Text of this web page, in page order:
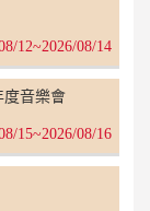
12~2026/08/14
度音樂會
15~2026/08/16